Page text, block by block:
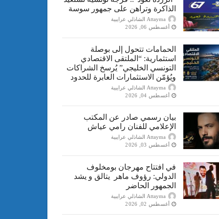
الذاكرة وتراهن على جمهور سوسة
Attayma الشاذلي عرايبية
أغسطس 06, 2026
الحمامات تتحول إلى بوصلة
استثمارية: “الملتقى الاقتصادي
التونسي الخليجي” يُرسخ الشراكات
ويُؤمّن الاستثمارات العابرة للحدود
Attayma الشاذلي عرايبية
أغسطس 04, 2026
بيان رسمي صادر عن المكتب
الإعلامي للفنان رامي عياش
Attayma الشاذلي عرايبية
أغسطس 03, 2026
في افتتاح مهرجان بومخلوف
الدولي: رؤوف ماهر يتالق و يشد
الجمهور الحاضر
Attayma الشاذلي عرايبية
أغسطس 02, 2026